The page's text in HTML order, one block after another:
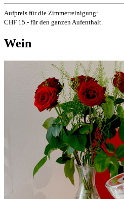
Aufpreis für die Zimmerreinigung:
CHF 15.- für den ganzen Aufenthalt.
Wein